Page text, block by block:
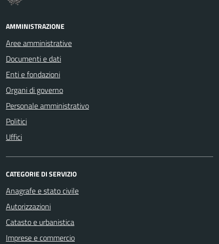
AMMINISTRAZIONE
Aree amministrative
Documenti e dati
Enti e fondazioni
Organi di governo
Personale amministrativo
Politici
Uffici
CATEGORIE DI SERVIZIO
Anagrafe e stato civile
Autorizzazioni
Catasto e urbanistica
Imprese e commercio